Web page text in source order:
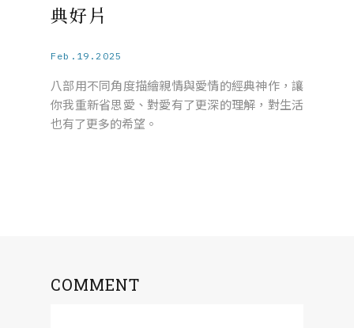
典好片
Feb.19.2025
八部用不同角度描繪親情與愛情的經典神作，讓
你我重新省思愛、對愛有了更深的理解，對生活
也有了更多的希望。
COMMENT